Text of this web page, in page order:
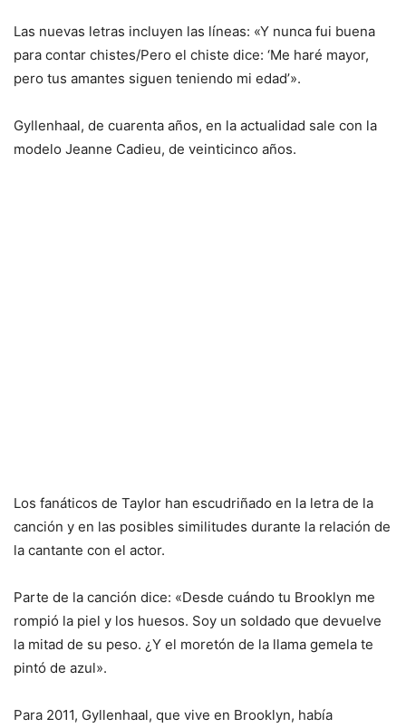
Las nuevas letras incluyen las líneas: «Y nunca fui buena
para contar chistes/Pero el chiste dice: ‘Me haré mayor,
pero tus amantes siguen teniendo mi edad’».
Gyllenhaal, de cuarenta años, en la actualidad sale con la
modelo Jeanne Cadieu, de veinticinco años.
Los fanáticos de Taylor han escudriñado en la letra de la
canción y en las posibles similitudes durante la relación de
la cantante con el actor.
Parte de la canción dice: «Desde cuándo tu Brooklyn me
rompió la piel y los huesos. Soy un soldado que devuelve
la mitad de su peso. ¿Y el moretón de la llama gemela te
pintó de azul».
Para 2011, Gyllenhaal, que vive en Brooklyn, había